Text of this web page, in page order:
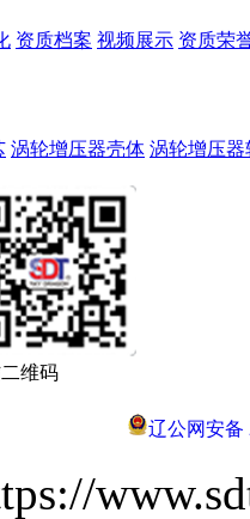
资质档案 视频展示 资质荣
涡轮增压器壳体 涡轮增压器
维码
辽公网安备